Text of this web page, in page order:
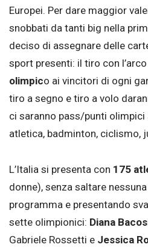
Europei. Per dare maggior
snobbati da tanti big nella
deciso di assegnare delle
sport presenti: il tiro con
olimpico ai vincitori di ogni
tiro a segno e tiro a volo
ci saranno pass/punti olimpici
atletica, badminton, ciclismo,
L’Italia si presenta con 175
donne), senza saltare
programma e presentando
sette olimpionici: Diana
Gabriele Rossetti e Jessica